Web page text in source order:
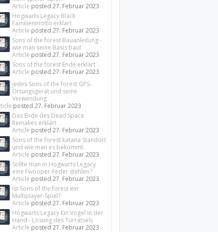
Article posted27. Februar 2023
Hogwarts Legacy Black
Familienmotto erklärt
Article posted27. Februar 2023
Sons of the forest Bauanleitung -
wie man seine Basis baut
Article posted27. Februar 2023
Sons of the forest Ende erklärt
Article posted27. Februar 2023
Jedes Sons of the forest GPS-
Ortungsgerät und seine
Verwendung
posted27. Februar 2023
Das Ende des Dead Space
Remakes erklärt
Article posted27. Februar 2023
Sons of the forest katana Standort
und wie man es bekommt
Article posted27. Februar 2023
Sollte man in Hogwarts Legacy
eine Fwooper-Feder stehlen?
Article posted27. Februar 2023
Ist Sons of the forest ein
Multiplayer-Spiel?
Article posted27. Februar 2023
Hogwarts Legacy Ein Vogel in der
Hand - Lösung des Türrätsels
Article posted27. Februar 2023